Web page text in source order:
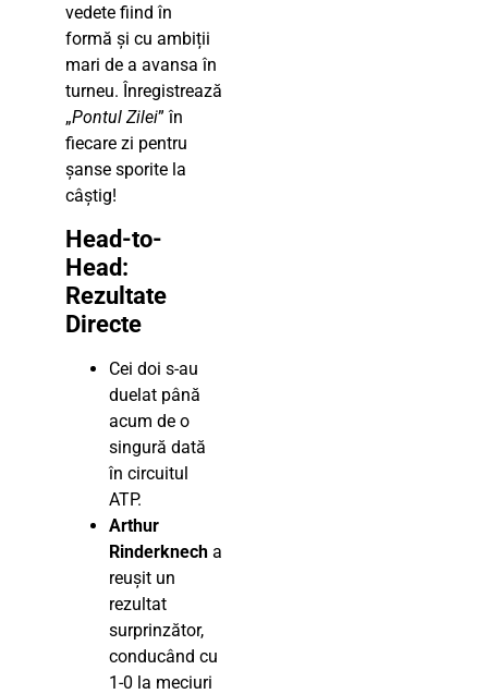
vedete fiind în
formă și cu ambiții
mari de a avansa în
turneu. Înregistrează
„Pontul Zilei” în
fiecare zi pentru
șanse sporite la
câștig!
Head-to-
Head:
Rezultate
Directe
Cei doi s-au
duelat până
acum de o
singură dată
în circuitul
ATP.
Arthur
Rinderknech a
reușit un
rezultat
surprinzător,
conducând cu
1-0 la meciuri